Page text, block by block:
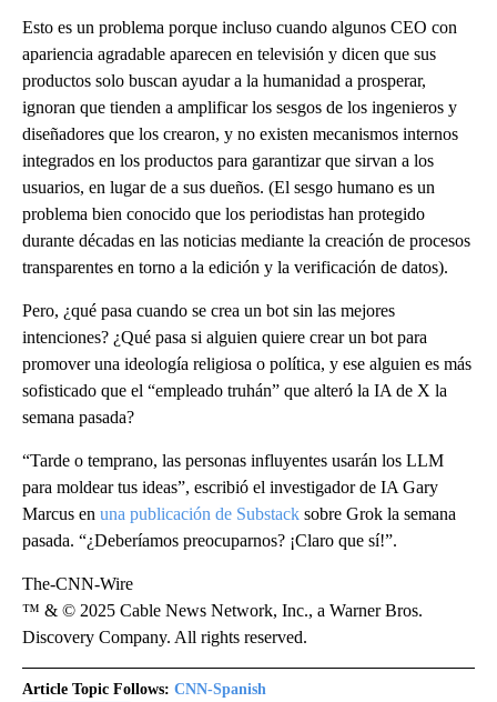
Esto es un problema porque incluso cuando algunos CEO con
apariencia agradable aparecen en televisión y dicen que sus
productos solo buscan ayudar a la humanidad a prosperar,
ignoran que tienden a amplificar los sesgos de los ingenieros y
diseñadores que los crearon, y no existen mecanismos internos
integrados en los productos para garantizar que sirvan a los
usuarios, en lugar de a sus dueños. (El sesgo humano es un
problema bien conocido que los periodistas han protegido
durante décadas en las noticias mediante la creación de procesos
transparentes en torno a la edición y la verificación de datos).
Pero, ¿qué pasa cuando se crea un bot sin las mejores
intenciones? ¿Qué pasa si alguien quiere crear un bot para
promover una ideología religiosa o política, y ese alguien es más
sofisticado que el “empleado truhán” que alteró la IA de X la
semana pasada?
“Tarde o temprano, las personas influyentes usarán los LLM
para moldear tus ideas”, escribió el investigador de IA Gary
Marcus en una publicación de Substack sobre Grok la semana
pasada. “¿Deberíamos preocuparnos? ¡Claro que sí!”.
The-CNN-Wire
™ & © 2025 Cable News Network, Inc., a Warner Bros.
Discovery Company. All rights reserved.
Article Topic Follows: CNN-Spanish